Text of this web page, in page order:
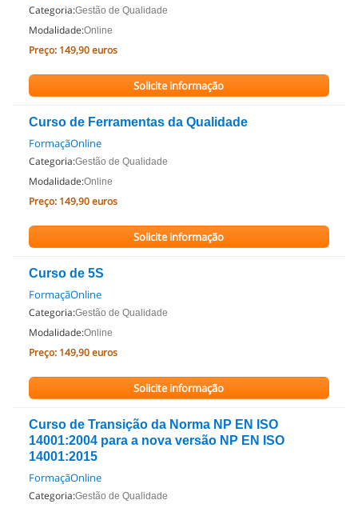
Categoria:Gestão de Qualidade
Modalidade:Online
Preço: 149,90 euros
Solicite informação
Curso de Ferramentas da Qualidade
FormaçãOnline
Categoria:Gestão de Qualidade
Modalidade:Online
Preço: 149,90 euros
Solicite informação
Curso de 5S
FormaçãOnline
Categoria:Gestão de Qualidade
Modalidade:Online
Preço: 149,90 euros
Solicite informação
Curso de Transição da Norma NP EN ISO
14001:2004 para a nova versão NP EN ISO
14001:2015
FormaçãOnline
Categoria:Gestão de Qualidade